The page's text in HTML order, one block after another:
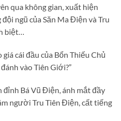
qua không gian, xuất hiện
ngũ của Săn Ma Điện và Tru
biệt…
cái đầu của Bổn Thiếu Chủ
vào Tiên Giới?”
đỉnh Bá Vũ Điện, ánh mắt đầy
người Tru Tiên Điện, cất tiếng